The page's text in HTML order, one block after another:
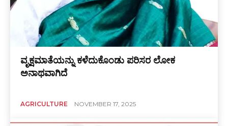
ವೃಕ್ಷಮಾತೆಯನ್ನು ಕಳೆದುಕೊಂಡು ಪರಿಸರ ಲೋಕ
ಅನಾಥವಾಗಿದೆ
AGRICULTURE NOVEMBER 17, 2025